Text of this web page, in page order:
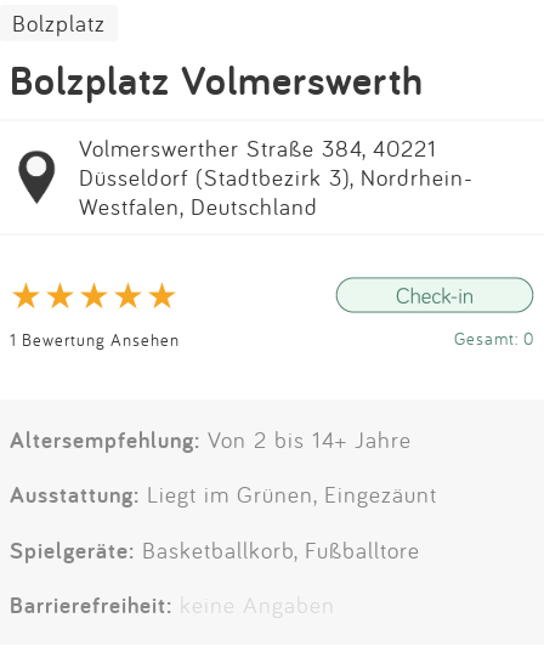
Bolzplatz
Bolzplatz Volmerswerth
Volmerswerther Straße 384, 40221
Düsseldorf (Stadtbezirk 3), Nordrhein-
Westfalen, Deutschland
1 Bewertung Ansehen Gesamt: 0
Altersempfehlung: Von 2 bis 14+ Jahre
Ausstattung: Liegt im Grünen, Eingezäunt
Spielgeräte: Basketballkorb, Fußballtore
Barrierefreiheit: keine Angaben